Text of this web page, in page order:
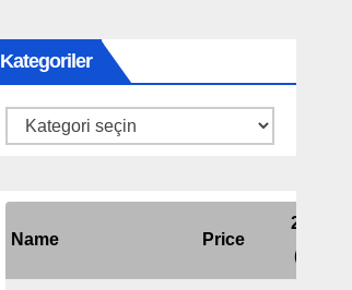
Kategoriler
Kategoriler
Name Price
24H
(%)